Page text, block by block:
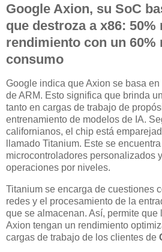
Google Axion, su SoC
que destroza a x86: 50%
rendimiento con un 60%
consumo
Google indica que Axion se basa
de ARM. Esto significa que brinda
tanto en cargas de trabajo de
entrenamiento de modelos de IA.
californianos, el chip está
llamado Titanium. Este se
microcontroladores personalizados
operaciones por niveles.
Titanium se encarga de cuestiones
redes y el procesamiento de la
que se almacenan. Así, permite que
Axion tengan un rendimiento
cargas de trabajo de los clientes de